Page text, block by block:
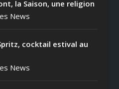
la Saison, une religion
News
cocktail estival au
News